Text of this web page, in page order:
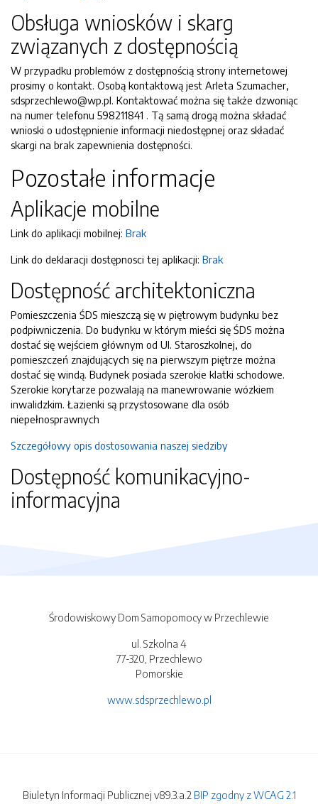
Obsługa wniosków i skarg
związanych z dostępnością
W przypadku problemów z dostępnością strony internetowej
prosimy o kontakt. Osobą kontaktową jest Arleta Szumacher,
sdsprzechlewo@wp.pl. Kontaktować można się także dzwoniąc
na numer telefonu 598211841 . Tą samą drogą można składać
wnioski o udostępnienie informacji niedostępnej oraz składać
skargi na brak zapewnienia dostępności.
Pozostałe informacje
Aplikacje mobilne
Link do aplikacji mobilnej: Brak
Link do deklaracji dostępnosci tej aplikacji: Brak
Dostępność architektoniczna
Pomieszczenia ŚDS mieszczą się w piętrowym budynku bez
podpiwniczenia. Do budynku w którym mieści się ŚDS można
dostać się wejściem głównym od Ul. Staroszkolnej, do
pomieszczeń znajdujących się na pierwszym piętrze można
dostać się windą. Budynek posiada szerokie klatki schodowe.
Szerokie korytarze pozwalają na manewrowanie wózkiem
inwalidzkim. Łazienki są przystosowane dla osób
niepełnosprawnych
Szczegółowy opis dostosowania naszej siedziby
Dostępność komunikacyjno-
informacyjna
Środowiskowy Dom Samopomocy w Przechlewie
ul. Szkolna 4
77-320, Przechlewo
Pomorskie
www.sdsprzechlewo.pl
Biuletyn Informacji Publicznej v89.3.a.2 BIP zgodny z WCAG 2.1